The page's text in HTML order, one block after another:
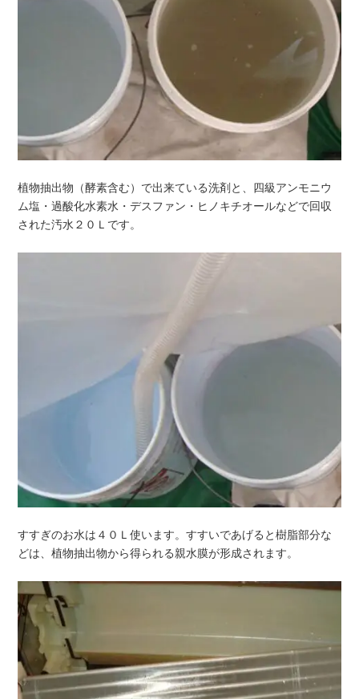
植物抽出物（酵素含む）で出来ている洗剤と、四級アンモニウ
ム塩・過酸化水素水・デスファン・ヒノキチオールなどで回収
された汚水２０Ｌです。
すすぎのお水は４０Ｌ使います。すすいであげると樹脂部分な
どは、植物抽出物から得られる親水膜が形成されます。